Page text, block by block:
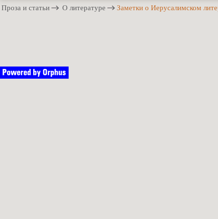
Проза и статьи О литературе Заметки о Иерусалимском